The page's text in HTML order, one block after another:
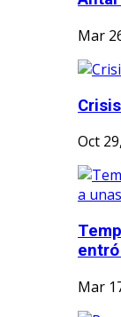
Mar
Oct
entró
Mar